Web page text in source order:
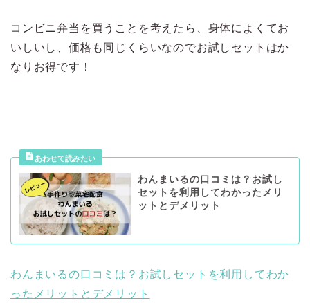
コンビニ弁当を買うことを考えたら、身体によくてお
いしいし、価格も同じくらいなのでお試しセットはか
なりお得です！
わんまいるの口コミは？お試し
セットを利用してわかったメリ
ットとデメリット
わんまいるの口コミは？お試しセットを利用してわか
ったメリットとデメリット